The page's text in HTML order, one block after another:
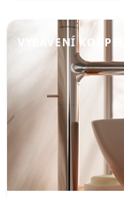
VYBAVENÍ